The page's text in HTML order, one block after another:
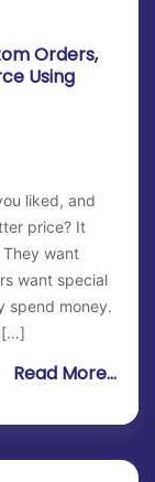
Orders,
Using
liked, and
price? It
They want
want special
spend money.
[…]
Read More...